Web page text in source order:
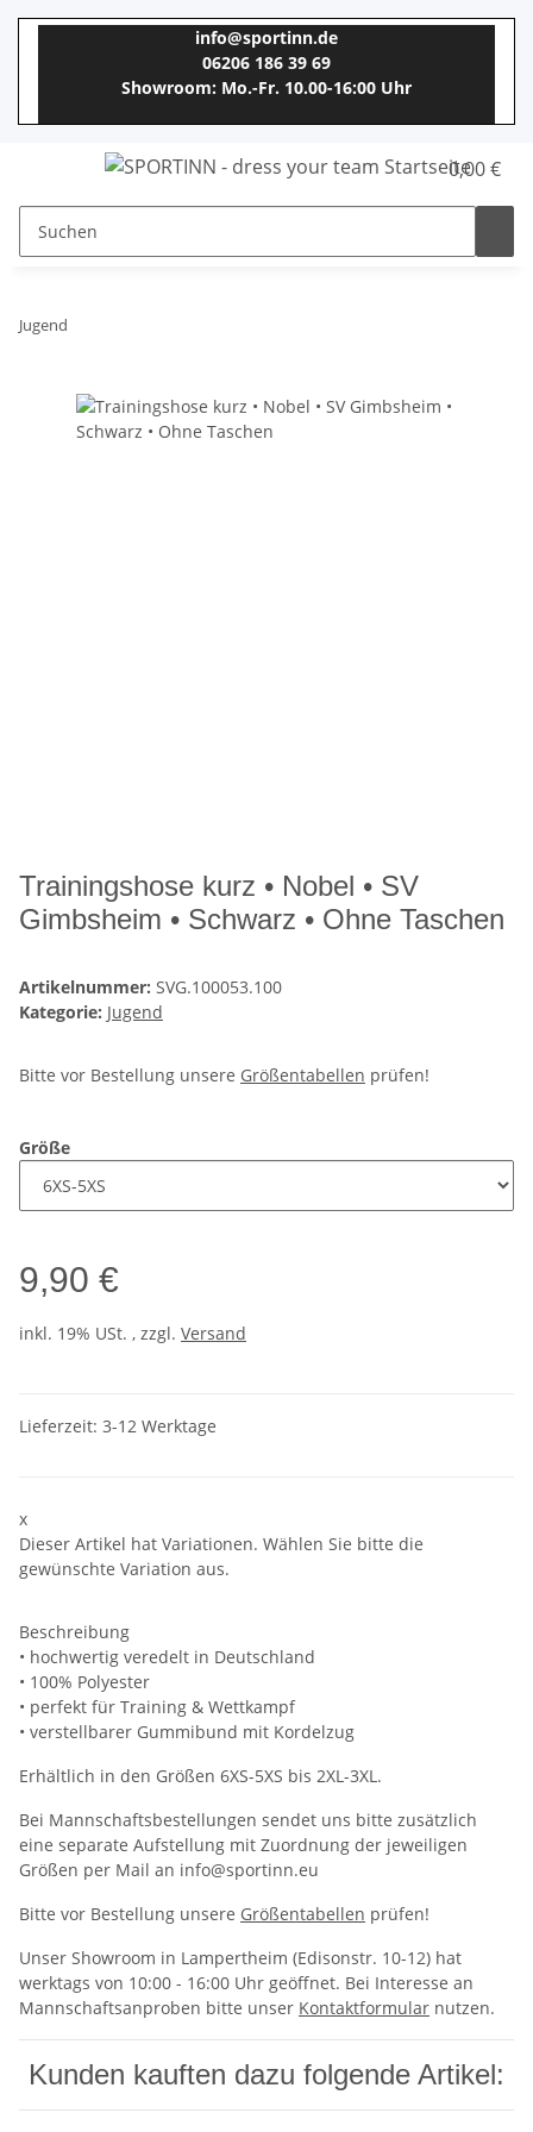
info@sportinn.de
06206 186 39 69
Showroom: Mo.-Fr. 10.00-16:00 Uhr
0,00 €
Jugend
Trainingshose kurz • Nobel • SV
Gimbsheim • Schwarz • Ohne Taschen
Artikelnummer: SVG.100053.100
Kategorie: Jugend
Bitte vor Bestellung unsere Größentabellen prüfen!
Größe
9,90 €
inkl. 19% USt. , zzgl. Versand
Lieferzeit: 3-12 Werktage
x
Dieser Artikel hat Variationen. Wählen Sie bitte die
gewünschte Variation aus.
Beschreibung
• hochwertig veredelt in Deutschland
• 100% Polyester
• perfekt für Training & Wettkampf
• verstellbarer Gummibund mit Kordelzug
Erhältlich in den Größen 6XS-5XS bis 2XL-3XL.
Bei Mannschaftsbestellungen sendet uns bitte zusätzlich
eine separate Aufstellung mit Zuordnung der jeweiligen
Größen per Mail an info@sportinn.eu
Bitte vor Bestellung unsere Größentabellen prüfen!
Unser Showroom in Lampertheim (Edisonstr. 10-12) hat
werktags von 10:00 - 16:00 Uhr geöffnet. Bei Interesse an
Mannschaftsanproben bitte unser Kontaktformular nutzen.
Kunden kauften dazu folgende Artikel: